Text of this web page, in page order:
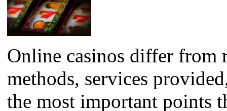
Online casinos differ from
methods, services
the most important points